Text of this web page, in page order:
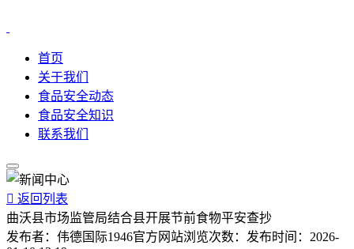
首页
关于我们
食品安全动态
食品安全知识
联系我们
 返回列表
曲沃县市场监管局结合县开展节前食物平安查抄
发布者： 伟德国际1946官方网站浏览次数： 发布时间： 2026-